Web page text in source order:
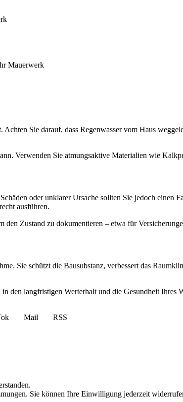
Mauerwerk
Sie darauf, dass Regenwasser vom Haus
Verwenden Sie atmungsaktive Materialien wie
oder unklarer Ursache sollten Sie jedoch einen
ausführen.
Zustand zu dokumentieren – etwa für
Sie schützt die Bausubstanz, verbessert das
den langfristigen Werterhalt und die Gesundheit Ihres
Mail
RSS
Sie können Ihre Einwilligung jederzeit